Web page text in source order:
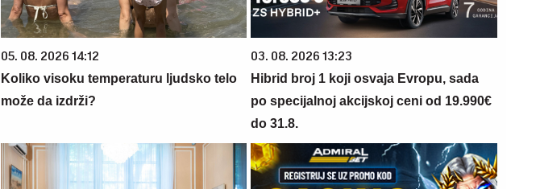
05. 08. 2026 14:12
Koliko visoku temperaturu ljudsko telo
može da izdrži?
03. 08. 2026 13:23
Hibrid broj 1 koji osvaja Evropu, sada
po specijalnoj akcijskoj ceni od 19.990€
do 31.8.